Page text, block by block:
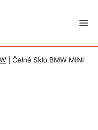
Čelné Sklo BMW MINI